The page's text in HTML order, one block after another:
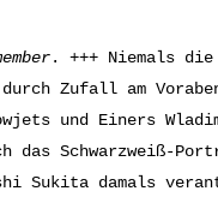
. +++ Niemals die
Zufall am
und Einers
das Schwarzweiß-
Sukita damals